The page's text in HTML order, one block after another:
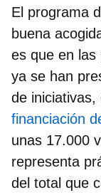
El programa
buena
es que en las
ya se han
de iniciativas,
financiación
unas 17.000
representa
del total que